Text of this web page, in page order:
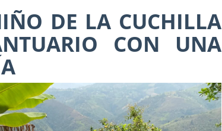
DE LA CUCHILLA
CON UNA